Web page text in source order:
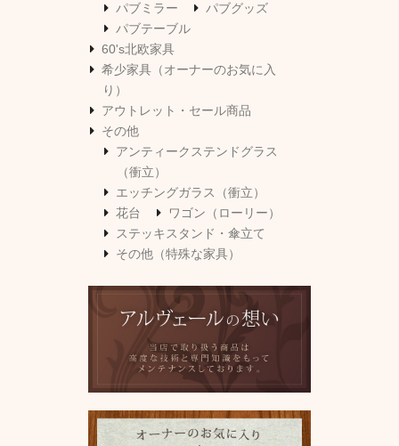
パブミラー
パブグッズ
パブテーブル
60's北欧家具
希少家具（オーナーのお気に入
り）
アウトレット・セール商品
その他
アンティークステンドグラス
（衝立）
エッチングガラス（衝立）
花台
ワゴン（ローリー）
ステッキスタンド・傘立て
その他（特殊な家具）